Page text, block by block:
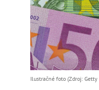
Ilustračné foto (Zdroj: Getty